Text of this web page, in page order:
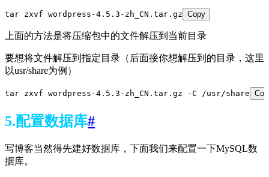
tar zxvf wordpress-4.5.3-zh_CN.tar.gz Copy
上面的方法是将压缩包中的文件解压到当前目录
要想将文件解压到指定目录（后面接你想解压到的目录，这里
以usr/share为例）
tar zxvf wordpress-4.5.3-zh_CN.tar.gz -C /usr/share
5.配置数据库#
写博客当然得先建好数据库，下面我们来配置一下MySQL数
据库。